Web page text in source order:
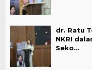
dr. Ratu
NKRI
Seko…